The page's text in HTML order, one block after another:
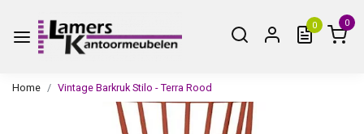
0 0
Home Vintage Barkruk Stilo - Terra Rood